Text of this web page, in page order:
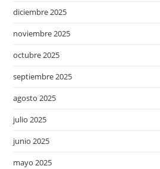
diciembre 2025
noviembre 2025
octubre 2025
septiembre 2025
agosto 2025
julio 2025
junio 2025
mayo 2025